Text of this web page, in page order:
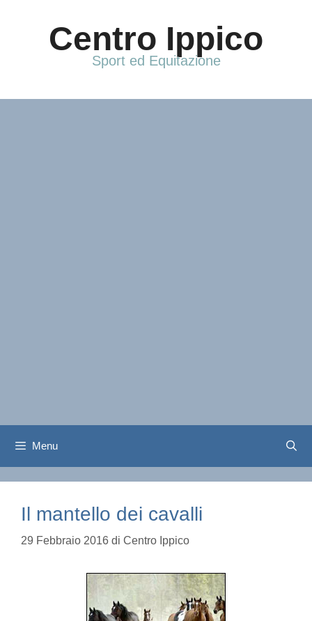
Centro Ippico
Sport ed Equitazione
Menu
Il mantello dei cavalli
29 Febbraio 2016 di Centro Ippico